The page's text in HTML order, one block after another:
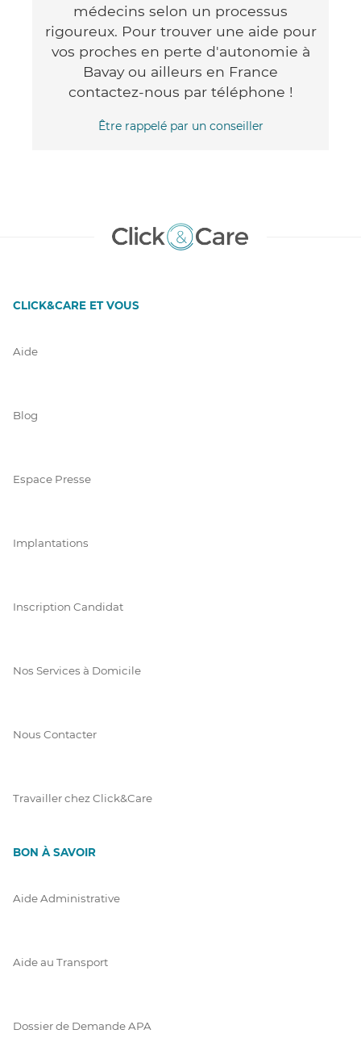
médecins selon un processus
rigoureux. Pour trouver une aide pour
vos proches en perte d'autonomie à
Bavay ou ailleurs en France
contactez-nous par téléphone !
Être rappelé par un conseiller
CLICK&CARE ET VOUS
Aide
Blog
Espace Presse
Implantations
Inscription Candidat
Nos Services à Domicile
Nous Contacter
Travailler chez Click&Care
BON À SAVOIR
Aide Administrative
Aide au Transport
Dossier de Demande APA